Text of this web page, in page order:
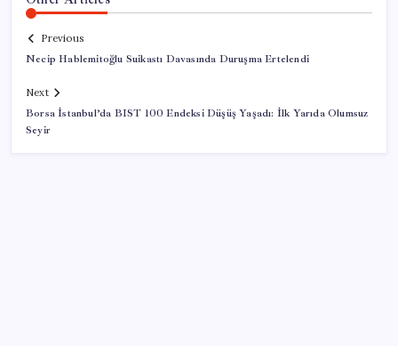
Previous
Necip Hablemitoğlu Suikastı Davasında Duruşma Ertelendi
Next
Borsa İstanbul’da BIST 100 Endeksi Düşüş Yaşadı: İlk Yarıda Olumsuz
Seyir